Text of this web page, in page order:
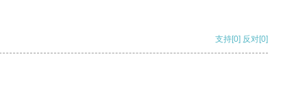
支持[0] 反对[0]